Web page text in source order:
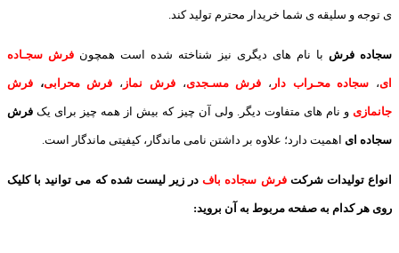
ی توجه و سلیقه ی شما خریدار محترم تولید کند.
سجاده فرش با نام های دیگری نیز شناخته شده است همچون فرش سجـاده
ای، سجاده محـراب دار ، فرش مسـجدی،فرش نماز ، فرش محرابی، فرش
جانمازی و نام های متفاوت دیگر. ولی آن چیز که بیش از همه چیز برای یک فرش
سجاده ای اهمیت دارد؛ علاوه بر داشتن نامی ماندگار، کیفیتی ماندگار است.
انواع تولیدات شرکتفرش سجاده بافدر زیر لیست شده که می توانید با کلیک
روی هر کدام به صفحه مربوط به آن بروید: